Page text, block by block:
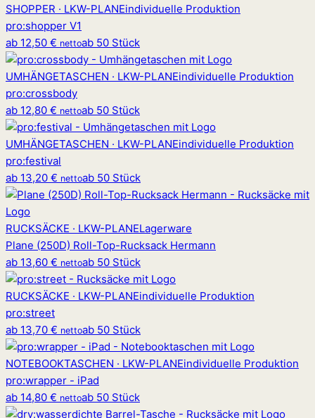
SHOPPER · LKW-PLANEindividuelle Produktion
pro:shopper V1
ab 12,50 € nettoab 50 Stück
UMHÄNGETASCHEN · LKW-PLANEindividuelle Produktion
pro:crossbody
ab 12,80 € nettoab 50 Stück
UMHÄNGETASCHEN · LKW-PLANEindividuelle Produktion
pro:festival
ab 13,20 € nettoab 50 Stück
RUCKSÄCKE · LKW-PLANELagerware
Plane (250D) Roll-Top-Rucksack Hermann
ab 13,60 € nettoab 50 Stück
RUCKSÄCKE · LKW-PLANEindividuelle Produktion
pro:street
ab 13,70 € nettoab 50 Stück
NOTEBOOKTASCHEN · LKW-PLANEindividuelle Produktion
pro:wrapper - iPad
ab 14,80 € nettoab 50 Stück